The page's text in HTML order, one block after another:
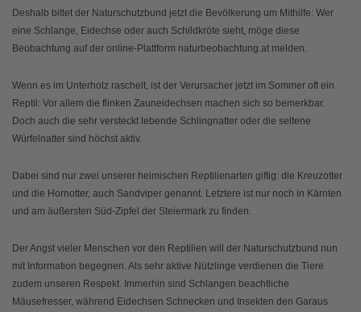
Deshalb bittet der Naturschutzbund jetzt die Bevölkerung um Mithilfe: Wer
eine Schlange, Eidechse oder auch Schildkröte sieht, möge diese
Beobachtung auf der online-Plattform naturbeobachtung.at melden.
Wenn es im Unterholz raschelt, ist der Verursacher jetzt im Sommer oft ein
Reptil: Vor allem die flinken Zauneidechsen machen sich so bemerkbar.
Doch auch die sehr versteckt lebende Schlingnatter oder die seltene
Würfelnatter sind höchst aktiv.
Dabei sind nur zwei unserer heimischen Reptilienarten giftig: die Kreuzotter
und die Hornotter, auch Sandviper genannt. Letztere ist nur noch in Kärnten
und am äußersten Süd-Zipfel der Steiermark zu finden.
Der Angst vieler Menschen vor den Reptilien will der Naturschutzbund nun
mit Information begegnen. Als sehr aktive Nützlinge verdienen die Tiere
zudem unseren Respekt. Immerhin sind Schlangen beachtliche
Mäusefresser, während Eidechsen Schnecken und Insekten den Garaus